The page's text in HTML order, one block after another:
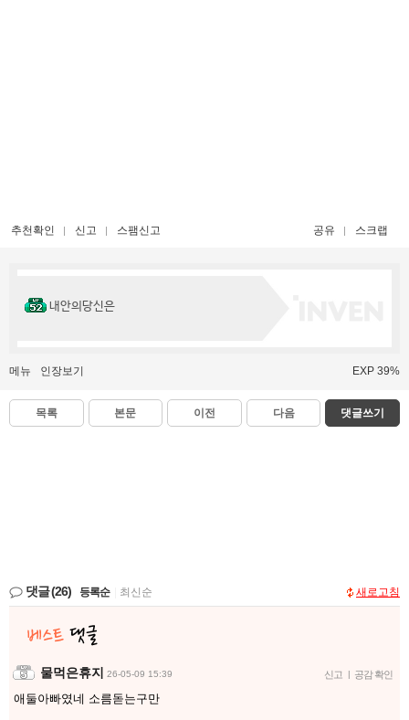
추천확인 신고 스팸신고 공유 스크랩
내안의당신은
메뉴 인장보기 EXP 39%
목록 본문 이전 다음 댓글쓰기
댓글(26) 등록순 최신순 새로고침
물먹은휴지 26-05-09 15:39 신고 | 공감 확인
애둘아빠였네 소름돋는구만